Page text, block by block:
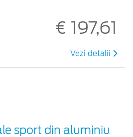
€ 197,61
Vezi detalii
sport din aluminiu